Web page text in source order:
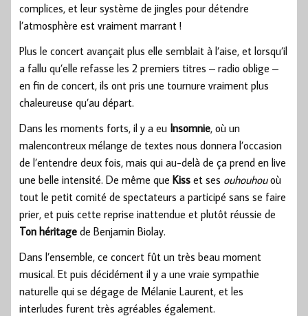
complices, et leur système de jingles pour détendre
l’atmosphère est vraiment marrant !
Plus le concert avançait plus elle semblait à l’aise, et lorsqu’il
a fallu qu’elle refasse les 2 premiers titres – radio oblige –
en fin de concert, ils ont pris une tournure vraiment plus
chaleureuse qu’au départ.
Dans les moments forts, il y a eu Insomnie, où un
malencontreux mélange de textes nous donnera l’occasion
de l’entendre deux fois, mais qui au-delà de ça prend en live
une belle intensité. De même que Kiss et ses ouhouhouoù
tout le petit comité de spectateurs a participé sans se faire
prier, et puis cette reprise inattendue et plutôt réussie de
Ton héritage de Benjamin Biolay.
Dans l’ensemble, ce concert fût un très beau moment
musical. Et puis décidément il y a une vraie sympathie
naturelle qui se dégage de Mélanie Laurent, et les
interludes furent très agréables également.